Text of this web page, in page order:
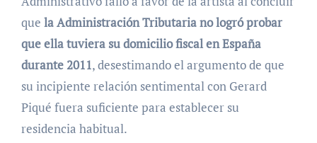
que la Administración Tributaria no logró probar
que ella tuviera su domicilio fiscal en España
durante 2011, desestimando el argumento de que
su incipiente relación sentimental con Gerard
Piqué fuera suficiente para establecer su
residencia habitual.